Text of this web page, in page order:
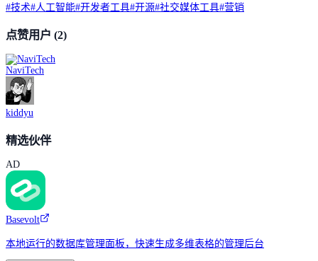
#技术#人工智能#开发者工具#开源#社交媒体工具#营销
点赞用户 (2)
NaviTech
kiddyu
精选伙伴
AD
Basevolt
本地运行的数据库管理面板，快速生成多维表格的管理后台